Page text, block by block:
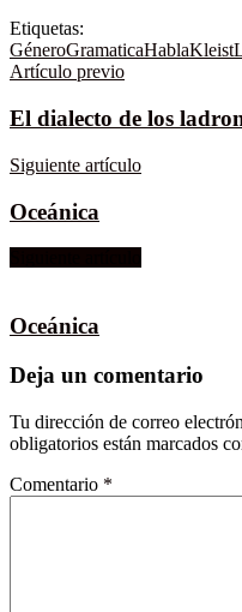
Etiquetas:
GéneroGramaticaHablaKleist
Artículo previo
El dialecto de los
Siguiente artículo
Oceánica
Oceánica
Deja un comentario
Tu dirección de correo
obligatorios están marcados
Comentario *